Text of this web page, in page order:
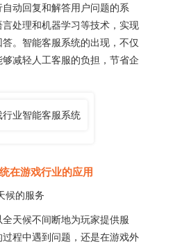
动回复和解答用户问题的系
处理和机器学习等技术，实现
。智能客服系统的出现，不仅
减轻人工客服的负担，节省企
游戏行业的应用
的服务
天候不间断地为玩家提供服
程中遇到问题，还是在游戏外